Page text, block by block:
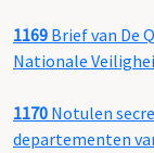
1169 Brief van De
Nationale
1170 Notulen
departementen